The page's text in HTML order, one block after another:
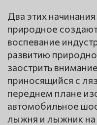
Два этих
природное
воспевание
развитию
заострить
приносящийся с
переднем плане
автомобильное
лыжня и лыжник на